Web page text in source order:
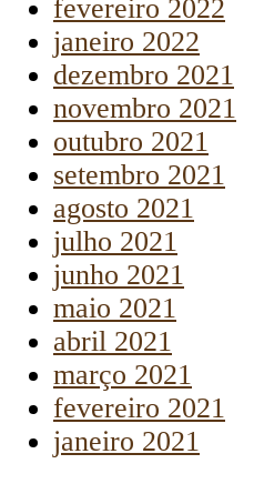
fevereiro 2022
janeiro 2022
dezembro 2021
novembro 2021
outubro 2021
setembro 2021
agosto 2021
julho 2021
junho 2021
maio 2021
abril 2021
março 2021
fevereiro 2021
janeiro 2021